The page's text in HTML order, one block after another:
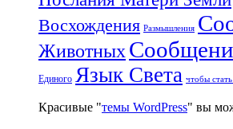
Восхождения Размышления
Животных
Единого Язык Света чтобы
Красивые "темы WordPress" вы